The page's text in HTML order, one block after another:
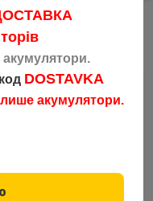
DOSTAVKA
акумулятори.